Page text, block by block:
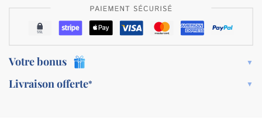
Votre bonus
Livraison offerte*